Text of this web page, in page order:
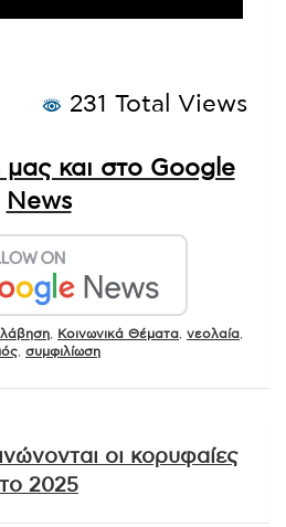
231 Total Views
και στο Google
News
Κοινωνικά Θέματα νεολαία
συμφιλίωση
οι κορυφαίες
2025